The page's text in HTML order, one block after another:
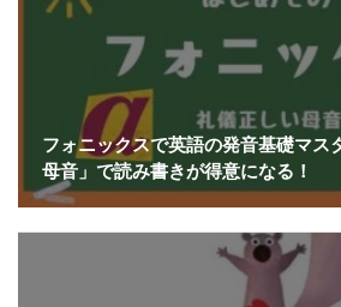
フォニックスで英語の発音基礎マス
母音」で読み書きが得意になる！